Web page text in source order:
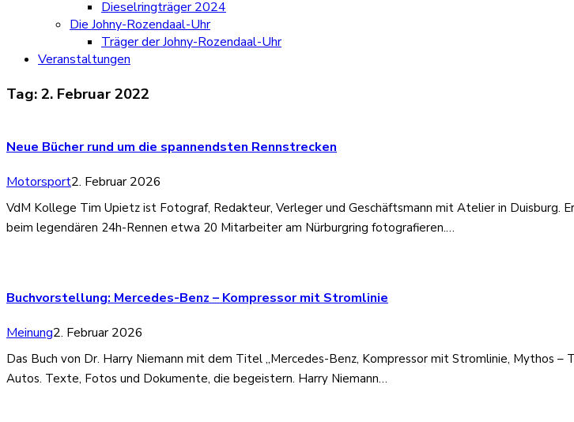
Dieselringträger 2024
Die Johny-Rozendaal-Uhr
Träger der Johny-Rozendaal-Uhr
Veranstaltungen
Tag:2. Februar 2022
Neue Bücher rund um die spannendsten Rennstrecken
Motorsport2. Februar 2026
VdM Kollege Tim Upietz ist Fotograf, Redakteur, Verleger und Geschäftsmann mit Atelier in Duisburg.
beim legendären 24h-Rennen etwa 20 Mitarbeiter am Nürburgring fotografieren.…
Buchvorstellung: Mercedes-Benz – Kompressor mit Stromlinie
Meinung2. Februar 2026
Das Buch von Dr. Harry Niemann mit dem Titel „Mercedes-Benz, Kompressor mit Stromlinie, Mythos –
Autos. Texte, Fotos und Dokumente, die begeistern. Harry Niemann…